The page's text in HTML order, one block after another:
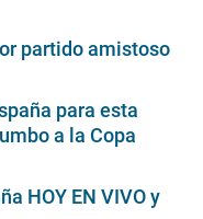
partido amistoso
para esta
a la Copa
HOY EN VIVO y